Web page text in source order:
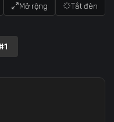
Mở rộng Tắt đèn